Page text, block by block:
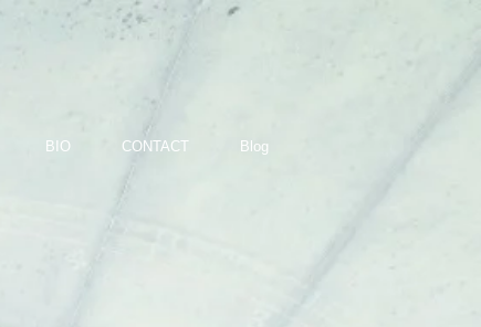
BIO CONTACT Blog